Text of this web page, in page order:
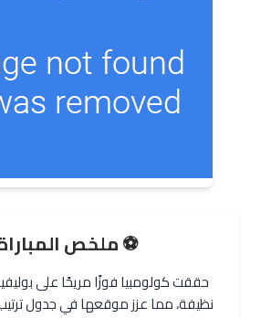
⚽ ملخص
حققت كولومبيا فوزًا مريحًا على
نظيفة، مما عزز موقعها في جدول